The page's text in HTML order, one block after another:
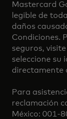
Mastercard
legible de
daños
Condiciones.
seguros, visite
seleccione su
directamente
Para
reclamación
México: 001-